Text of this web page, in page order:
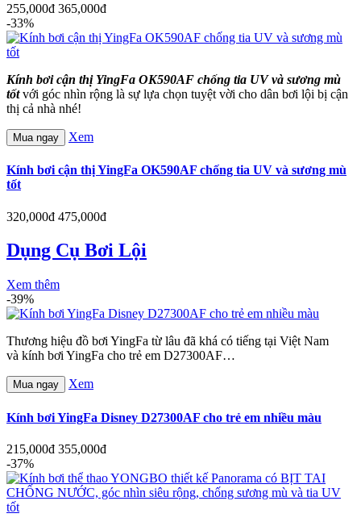
255,000đ 365,000đ
-33%
Kính bơi cận thị YingFa OK590AF chống tia UV và sương mù
tốtvới góc nhìn rộng là sự lựa chọn tuyệt vời cho dân bơi lội bị cận
thị cả nhà nhé!
Mua ngay Xem
Kính bơi cận thị YingFa OK590AF chống tia UV và sương mù
tốt
320,000đ 475,000đ
Dụng Cụ Bơi Lội
Xem thêm
-39%
Thương hiệu đồ bơi YingFa từ lâu đã khá có tiếng tại Việt Nam
và kính bơi YingFa cho trẻ em D27300AF…
Mua ngay Xem
Kính bơi YingFa Disney D27300AF cho trẻ em nhiều màu
215,000đ 355,000đ
-37%